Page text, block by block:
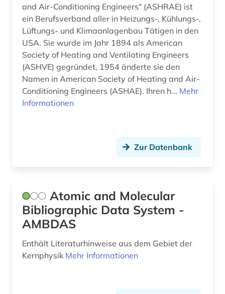
lagerstättenkunde (1)
landschaftsschutzgebiet (1)
landtechnik (1)
landwirtschaft (4)
laser (1)
lichttechnik (1)
lithografie (1)
luftfahrt (1)
luftfahrttechnik (1)
and Air-Conditioning Engineers" (ASHRAE) ist
ein Berufsverband aller in Heizungs-, Kühlungs-,
Lüftungs- und Klimaanlagenbau Tätigen in den
USA. Sie wurde im Jahr 1894 als American
Society of Heating and Ventilating Engineers
(ASHVE) gegründet, 1954 änderte sie den
Namen in American Society of Heating and Air-
Conditioning Engineers (ASHAE). Ihren h... Mehr
Informationen
Zur Datenbank
Atomic and Molecular
Bibliographic Data System -
AMBDAS
Enthält Literaturhinweise aus dem Gebiet der
Kernphysik Mehr Informationen